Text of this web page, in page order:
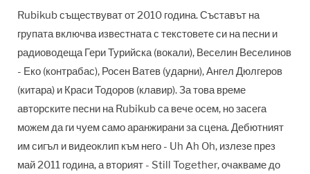
Rubikub съществуват от 2010 година. Съставът на
групата включва известната с текстовете си на песни и
радиоводеща Гери Турийска (вокали), Веселин Веселинов
- Еко (контрабас), Росен Ватев (ударни), Ангел Дюлгеров
(китара) и Краси Тодоров (клавир). За това време
авторските песни на Rubikub са вече осем, но засега
можем да ги чуем само аранжирани за сцена. Дебютният
им сигъл и видеоклип към него - Uh Ah Oh, излезе през
май 2011 година, а вторият - Still Together, очакваме до